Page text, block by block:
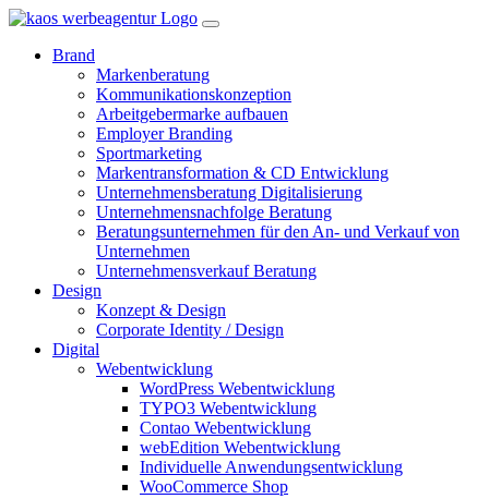
Brand
Markenberatung
Kommunikationskonzeption
Arbeitgebermarke aufbauen
Employer Branding
Sportmarketing
Markentransformation & CD Entwicklung
Unternehmensberatung Digitalisierung
Unternehmensnachfolge Beratung
Beratungsunternehmen für den An- und Verkauf von
Unternehmen
Unternehmensverkauf Beratung
Design
Konzept & Design
Corporate Identity / Design
Digital
Webentwicklung
WordPress Webentwicklung
TYPO3 Webentwicklung
Contao Webentwicklung
webEdition Webentwicklung
Individuelle Anwendungsentwicklung
WooCommerce Shop